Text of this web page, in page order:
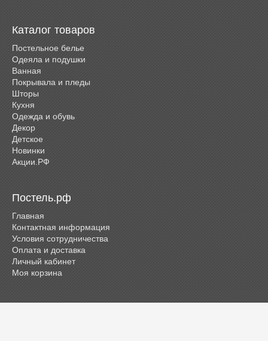
Каталог товаров
Постельное белье
Одеяла и подушки
Ванная
Покрывала и пледы
Шторы
Кухня
Одежда и обувь
Декор
Детское
Новинки
Акции.РФ
Постель.рф
Главная
Контактная информация
Условия сотрудничества
Оплата и доставка
Личный кабинет
Моя корзина